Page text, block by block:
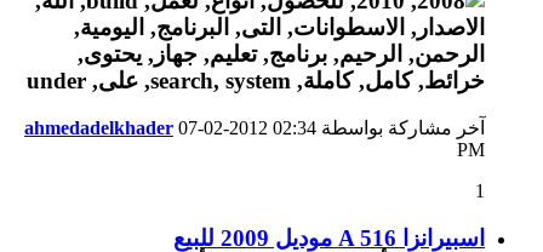
آخر مشاركة بواسطة ahmedadelkhader 07-02-2012 02:34
PM
1
اسبيرانزا A 516 موديل 2009 للبيع